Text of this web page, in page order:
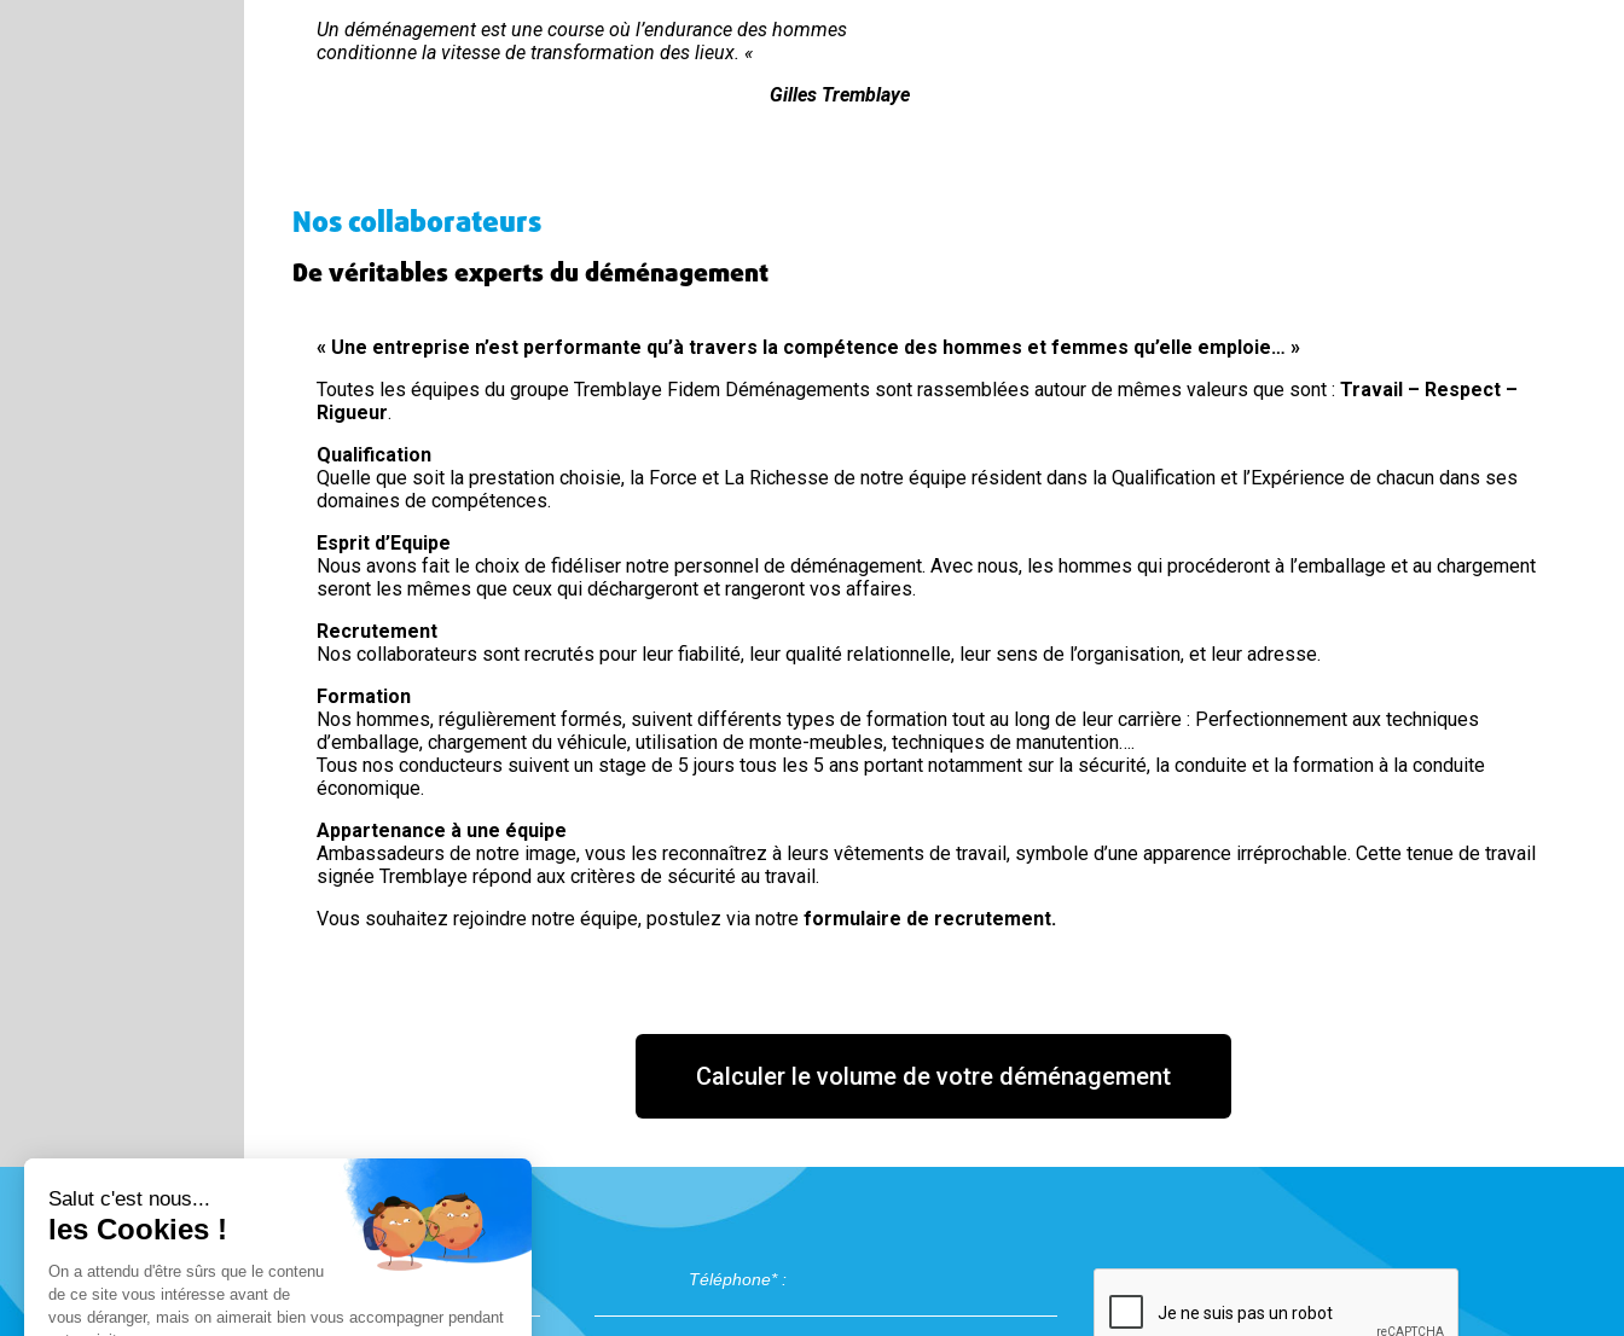
Un déménagement est une course où l’endurance des hommes
conditionne la vitesse de transformation des lieux. «
Gilles Tremblaye
Nos collaborateurs
De véritables experts du déménagement
« Une entreprise n’est performante qu’à travers la compétence des hommes et femmes qu’elle emploie… »
Toutes les équipes du groupe Tremblaye Fidem Déménagements sont rassemblées autour de mêmes valeurs que sont : Travail – Respect –
Rigueur.
Qualification
Quelle que soit la prestation choisie, la Force et La Richesse de notre équipe résident dans la Qualification et l’Expérience de chacun dans ses
domaines de compétences.
Esprit d’Equipe
Nous avons fait le choix de fidéliser notre personnel de déménagement. Avec nous, les hommes qui procéderont à l’emballage et au chargement
seront les mêmes que ceux qui déchargeront et rangeront vos affaires.
Recrutement
Nos collaborateurs sont recrutés pour leur fiabilité, leur qualité relationnelle, leur sens de l’organisation, et leur adresse.
Formation
Nos hommes, régulièrement formés, suivent différents types de formation tout au long de leur carrière : Perfectionnement aux techniques
d’emballage, chargement du véhicule, utilisation de monte-meubles, techniques de manutention….
Tous nos conducteurs suivent un stage de 5 jours tous les 5 ans portant notamment sur la sécurité, la conduite et la formation à la conduite
économique.
Appartenance à une équipe
Ambassadeurs de notre image, vous les reconnaîtrez à leurs vêtements de travail, symbole d’une apparence irréprochable. Cette tenue de travail
signée Tremblaye répond aux critères de sécurité au travail.
Vous souhaitez rejoindre notre équipe, postulez via notre formulaire de recrutement.
Calculer le volume de votre déménagement
Salut c'est nous...
les Cookies !
On a attendu d'être sûrs que le contenu
de ce site vous intéresse avant de
vous déranger, mais on aimerait bien vous accompagner pendant